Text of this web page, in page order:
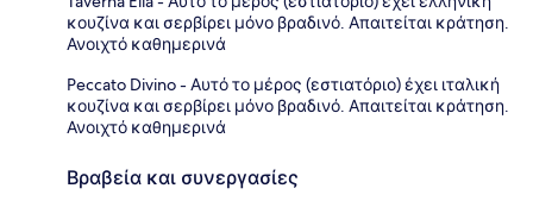
κουζίνα και σερβίρει μόνο βραδινό. Απαιτείται κράτηση.
Ανοιχτό καθημερινά
Peccato Divino - Αυτό το μέρος (εστιατόριο) έχει ιταλική
κουζίνα και σερβίρει μόνο βραδινό. Απαιτείται κράτηση.
Ανοιχτό καθημερινά
Βραβεία και συνεργασίες